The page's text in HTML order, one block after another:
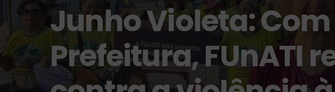
Junho Violeta:
Prefeitura, FUnATI